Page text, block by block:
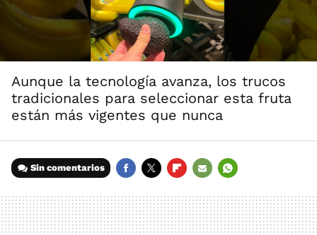
Aunque la tecnología avanza, los trucos
tradicionales para seleccionar esta fruta
están más vigentes que nunca
Sin comentarios
MAIL